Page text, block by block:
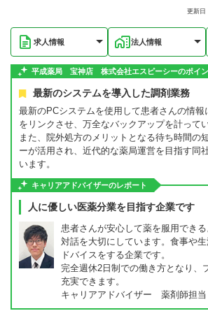
更新日
求人情報 法人情報
平成薬局 宝神店 株式会社エスピーシーのポイ
最新のシステムを導入した調剤業務
最新のPCシステムを使用して患者さんの情報
をリンクさせ、万全なバックアップを計ってい
また、院外処方のメリットとなる待ち時間の
ーが活用され、近代的な薬局運営を目指す同
います。
キャリアアドバイザーのレポート
人に優しい医薬分業を目指す企業です
患者さんが安心して薬を服用でき
対話を大切にしています。食事や
ドバイスをする企業です。
完全週休2日制での働き方となり、
充実できます。
キャリアアドバイザー 薬剤師担当